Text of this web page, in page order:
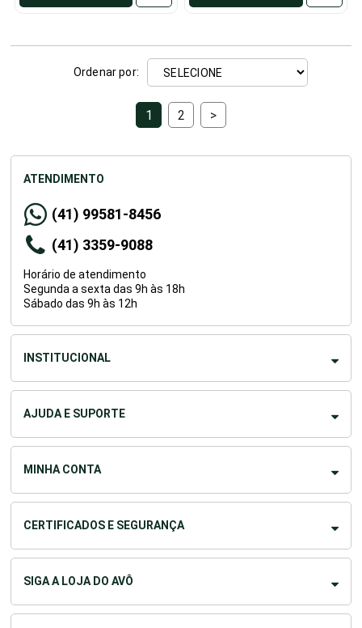
Ordenar por:
1 2 >
ATENDIMENTO
(41) 99581-8456
(41) 3359-9088
Horário de atendimento
Segunda a sexta das 9h às 18h
Sábado das 9h às 12h
INSTITUCIONAL
AJUDA E SUPORTE
MINHA CONTA
CERTIFICADOS E SEGURANÇA
SIGA A LOJA DO AVÔ